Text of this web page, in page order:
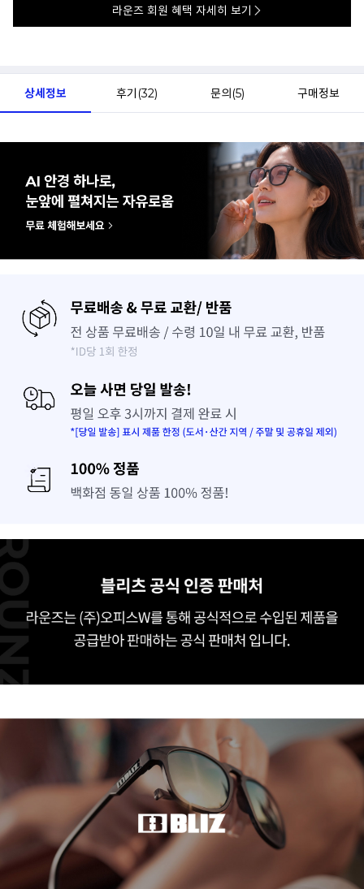
라운즈 회원 혜택 자세히 보기
상세정보 후기(32) 문의(5) 구매정보